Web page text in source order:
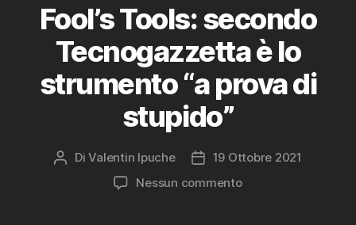
Fool’s Tools: secondo
Tecnogazzetta è lo
strumento “a prova di
stupido”
Autore
DiValentin Ipuche
Data19 Ottobre 2021
Nessun commentosu